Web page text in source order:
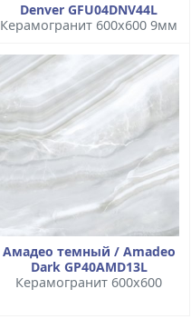
Denver GFU04DNV44L
Керамогранит 600x600 9мм
Амадео темный / Amadeo
Dark GP40AMD13L
Керамогранит 600x600